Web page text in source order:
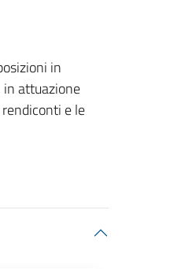
in
in attuazione
e le